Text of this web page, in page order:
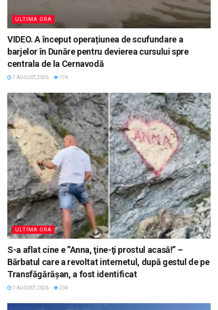
ULTIMA ORA
VIDEO. A început operațiunea de scufundare a
barjelor în Dunăre pentru devierea cursului spre
centrala de la Cernavodă
7 AUGUST, 2026 174
ULTIMA ORA
S-a aflat cine e ”Anna, ţine-ţi prostul acasă!” –
Bărbatul care a revoltat internetul, după gestul de pe
Transfăgărășan, a fost identificat
7 AUGUST, 2026 234